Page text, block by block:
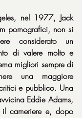
nel 1977, Jack
pornografici, non si
considerato un
di valere molto e
migliori sempre di
una maggiore
e pubblico. Una
Eddie Adams,
cameriere e, dopo